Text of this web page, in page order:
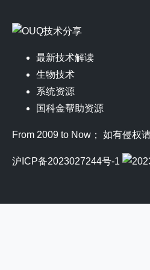
最新技术解读
生物技术
系统资源
国科金帮助资源
From 2009 to Now； 如有侵权
沪ICP备2023027244号-1